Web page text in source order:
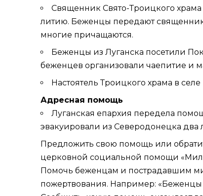
Священник Свято-Троицкого
литию. Беженцы передают
многие причащаются.
Беженцы из Луганска посетили
беженцев организовали чаепитие и
Настоятель Троицкого храма в
Адресная помощь
Луганская епархия передела
эвакуировали из Северодонецка два
Предложить свою помощь или
церковной социальной помощи
Помочь беженцам и пострадавшим
пожертвования. Например: «Беженцы